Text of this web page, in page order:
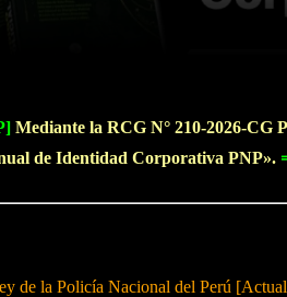
Mediante la RCG N° 210-2026-CG
de Identidad Corporativa PNP».
de la Policía Nacional del Perú